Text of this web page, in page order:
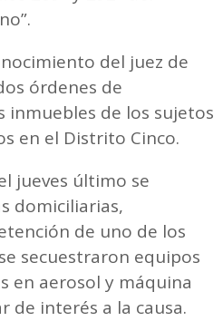
del juez de
órdenes de
inmuebles de los sujetos
en el Distrito Cinco.
jueves último se
domiciliarias,
de uno de los
secuestraron equipos
en aerosol y máquina
de interés a la causa.